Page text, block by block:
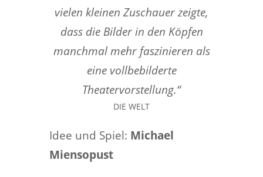
vielen kleinen Zuschauer zeigte,
dass die Bilder in den Köpfen
manchmal mehr faszinieren als
eine vollbebilderte
Theatervorstellung.“
DIE WELT
Idee und Spiel: Michael
Miensopust